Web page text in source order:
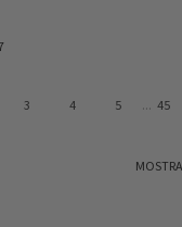
Actualmente estás leyendo
Página
3 4 5 45